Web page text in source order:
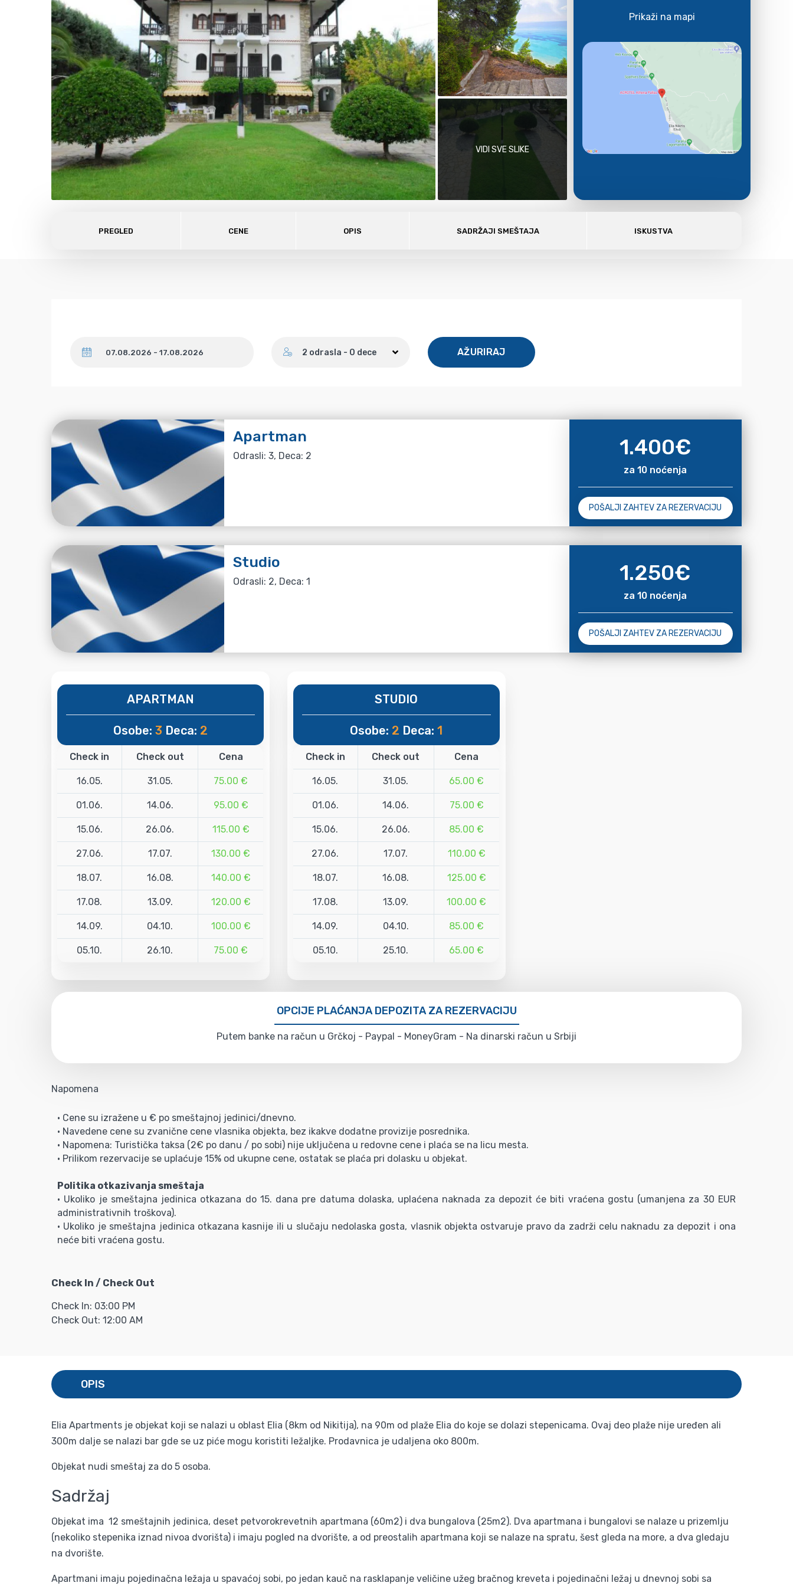
VIDI SVE SLIKE
Prikaži na mapi
PREGLED CENE OPIS SADRŽAJI SMEŠTAJA ISKUSTVA
2 odrasla - 0 dece AŽURIRAJ
Apartman
Odrasli: 3, Deca: 2 1.400€
za 10 noćenja
POŠALJI ZAHTEV ZA REZERVACIJU
Studio
Odrasli: 2, Deca: 1 1.250€
za 10 noćenja
POŠALJI ZAHTEV ZA REZERVACIJU
APARTMAN
Osobe: 3 Deca: 2
Check in Check out Cena
16.05. 31.05. 75.00 €
01.06. 14.06. 95.00 €
15.06. 26.06. 115.00 €
27.06. 17.07. 130.00 €
18.07. 16.08. 140.00 €
17.08. 13.09. 120.00 €
14.09. 04.10. 100.00 €
05.10. 26.10. 75.00 €
STUDIO
Osobe: 2 Deca:1
Check in Check out Cena
16.05. 31.05. 65.00 €
01.06. 14.06. 75.00 €
15.06. 26.06. 85.00 €
27.06. 17.07. 110.00 €
18.07. 16.08. 125.00 €
17.08. 13.09. 100.00 €
14.09. 04.10. 85.00 €
05.10. 25.10. 65.00 €
OPCIJE PLAĆANJA DEPOZITA ZA REZERVACIJU
Putem banke na račun u Grčkoj - Paypal - MoneyGram - Na dinarski račun u Srbiji
Napomena
• Cene su izražene u € po smeštajnoj jedinici/dnevno.
• Navedene cene su zvanične cene vlasnika objekta, bez ikakve dodatne provizije posrednika.
• Napomena: Turistička taksa (2€ po danu / po sobi) nije uključena u redovne cene i plaća se na licu mesta.
• Prilikom rezervacije se uplaćuje 15% od ukupne cene, ostatak se plaća pri dolasku u objekat.
Politika otkazivanja smeštaja
• Ukoliko je smeštajna jedinica otkazana do 15. dana pre datuma dolaska, uplaćena naknada za depozit će biti vraćena gostu (umanjena za 30 EUR
administrativnih troškova).
• Ukoliko je smeštajna jedinica otkazana kasnije ili u slučaju nedolaska gosta, vlasnik objekta ostvaruje pravo da zadrži celu naknadu za depozit i ona
neće biti vraćena gostu.
Check In / Check Out
Check In: 03:00 PM
Check Out: 12:00 AM
OPIS
Elia Apartments je objekat koji se nalazi u oblast Elia (8km od Nikitija), na 90m od plaže Elia do koje se dolazi stepenicama. Ovaj deo plaže nije uređen ali
300m dalje se nalazi bar gde se uz piće mogu koristiti ležaljke. Prodavnica je udaljena oko 800m.
Objekat nudi smeštaj za do 5 osoba.
Sadržaj
Objekat ima 12 smeštajnih jedinica, deset petvorokrevetnih apartmana (60m2) i dva bungalova (25m2). Dva apartmana i bungalovi se nalaze u prizemlju
(nekoliko stepenika iznad nivoa dvorišta) i imaju pogled na dvorište, a od preostalih apartmana koji se nalaze na spratu, šest gleda na more, a dva gledaju
na dvorište.
Apartmani imaju pojedinačna ležaja u spavaćoj sobi, po jedan kauč na rasklapanje veličine užeg bračnog kreveta i pojedinačni ležaj u dnevnoj sobi sa